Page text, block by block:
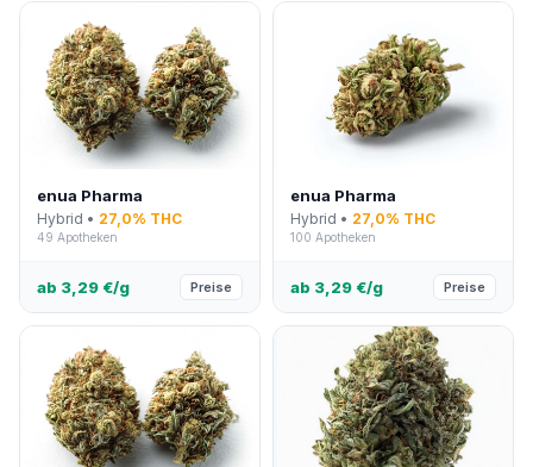
enua Pharma
Hybrid • 27,0% THC
49 Apotheken
ab 3,29 €/g Preise
enua Pharma
Hybrid • 27,0% THC
100 Apotheken
ab 3,29 €/g Preise